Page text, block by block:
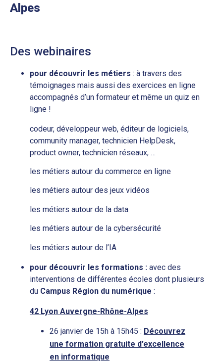
Alpes
Des webinaires
pour découvrir les métiers : à travers des
témoignages mais aussi des exercices en ligne
accompagnés d’un formateur et même un quiz en
ligne !
codeur, développeur web, éditeur de logiciels,
community manager, technicien HelpDesk,
product owner, technicien réseaux, …
les métiers autour du commerce en ligne
les métiers autour des jeux vidéos
les métiers autour de la data
les métiers autour de la cybersécurité
les métiers autour de l’IA
pour découvrir les formations : avec des
interventions de différentes écoles dont plusieurs
du Campus Région du numérique :
42 Lyon Auvergne-Rhône-Alpes
26 janvier de 15h à 15h45 : Découvrez
une formation gratuite d’excellence
en informatique